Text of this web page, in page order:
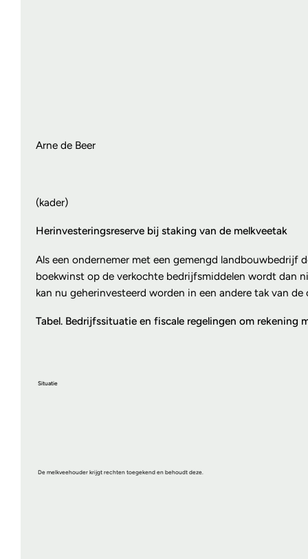
Arne de Beer
(kader)
Herinvesteringsreserve bij staking van de melkveetak
Als een ondernemer met een gemengd landbouwbedrijf
boekwinst op de verkochte bedrijfsmiddelen wordt dan
kan nu geherinvesteerd worden in een andere tak van
Tabel. Bedrijfssituatie en fiscale regelingen om rekening
Situatie
De melkveehouder krijgt rechten toegekend en behoudt deze.